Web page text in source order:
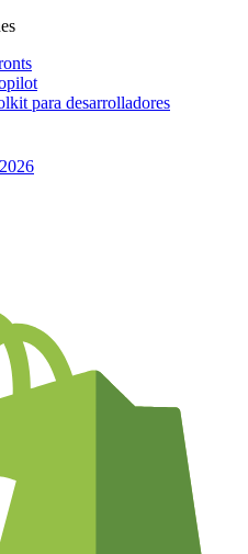
para desarrolladores